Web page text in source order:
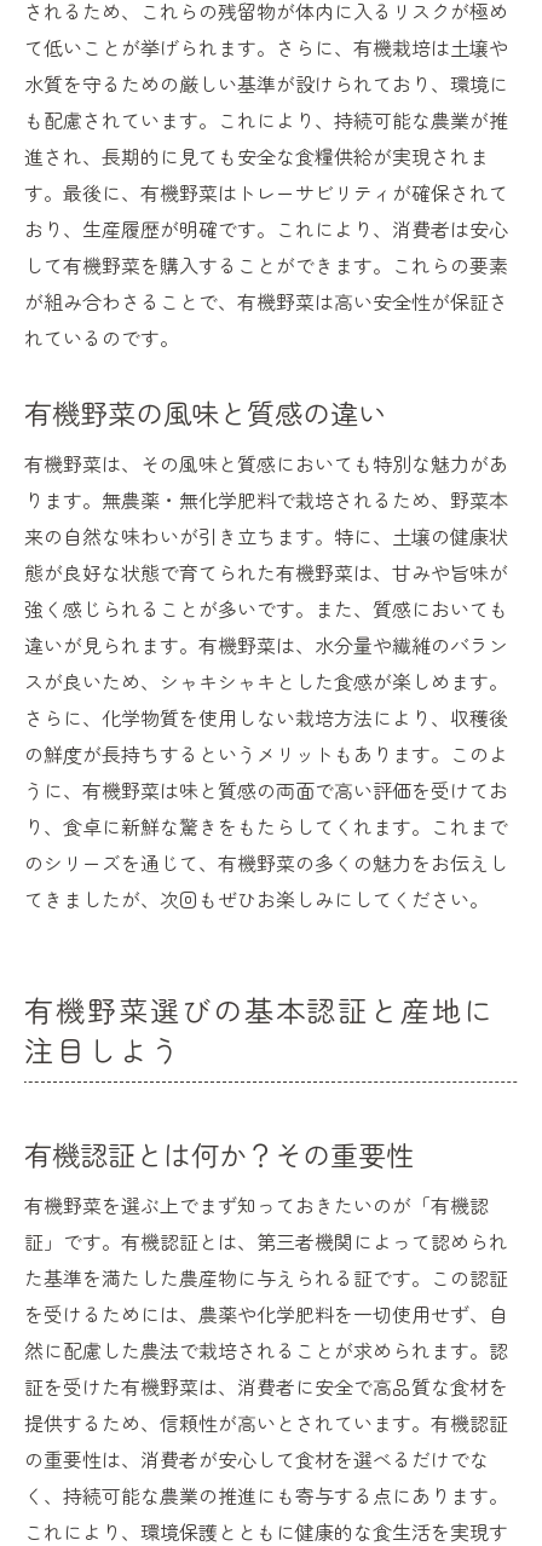
されるため、これらの残留物が体内に入るリスクが極め
て低いことが挙げられます。さらに、有機栽培は土壌や
水質を守るための厳しい基準が設けられており、環境に
も配慮されています。これにより、持続可能な農業が推
進され、長期的に見ても安全な食糧供給が実現されま
す。最後に、有機野菜はトレーサビリティが確保されて
おり、生産履歴が明確です。これにより、消費者は安心
して有機野菜を購入することができます。これらの要素
が組み合わさることで、有機野菜は高い安全性が保証さ
れているのです。
有機野菜の風味と質感の違い
有機野菜は、その風味と質感においても特別な魅力があ
ります。無農薬・無化学肥料で栽培されるため、野菜本
来の自然な味わいが引き立ちます。特に、土壌の健康状
態が良好な状態で育てられた有機野菜は、甘みや旨味が
強く感じられることが多いです。また、質感においても
違いが見られます。有機野菜は、水分量や繊維のバラン
スが良いため、シャキシャキとした食感が楽しめます。
さらに、化学物質を使用しない栽培方法により、収穫後
の鮮度が長持ちするというメリットもあります。このよ
うに、有機野菜は味と質感の両面で高い評価を受けてお
り、食卓に新鮮な驚きをもたらしてくれます。これまで
のシリーズを通じて、有機野菜の多くの魅力をお伝えし
てきましたが、次回もぜひお楽しみにしてください。
有機野菜選びの基本認証と産地に
注目しよう
有機認証とは何か？その重要性
有機野菜を選ぶ上でまず知っておきたいのが「有機認
証」です。有機認証とは、第三者機関によって認められ
た基準を満たした農産物に与えられる証です。この認証
を受けるためには、農薬や化学肥料を一切使用せず、自
然に配慮した農法で栽培されることが求められます。認
証を受けた有機野菜は、消費者に安全で高品質な食材を
提供するため、信頼性が高いとされています。有機認証
の重要性は、消費者が安心して食材を選べるだけでな
く、持続可能な農業の推進にも寄与する点にあります。
これにより、環境保護とともに健康的な食生活を実現す